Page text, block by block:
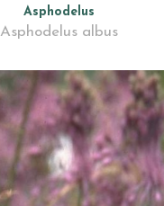
Asphodelus
Asphodelus albus